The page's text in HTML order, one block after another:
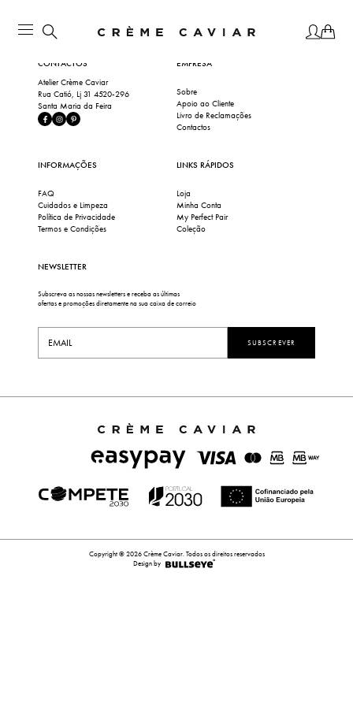
CONTACTOS
Atelier Crème Caviar
Rua Catió, Lj 31 4520-296
Santa Maria da Feira
EMPRESA
Sobre
Apoio ao Cliente
Livro de Reclamações
Contactos
INFORMAÇÕES
FAQ
Cuidados e Limpeza
Política de Privacidade
Termos e Condições
LINKS RÁPIDOS
Loja
Minha Conta
My Perfect Pair
Coleção
NEWSLETTER
Subscreva as nossas newsletters e receba as últimas
ofertas e promoções diretamente na sua caixa de correio
SUBSCREVER
Copyright © 2026 Crème Caviar. Todos os direitos reservados
Design by